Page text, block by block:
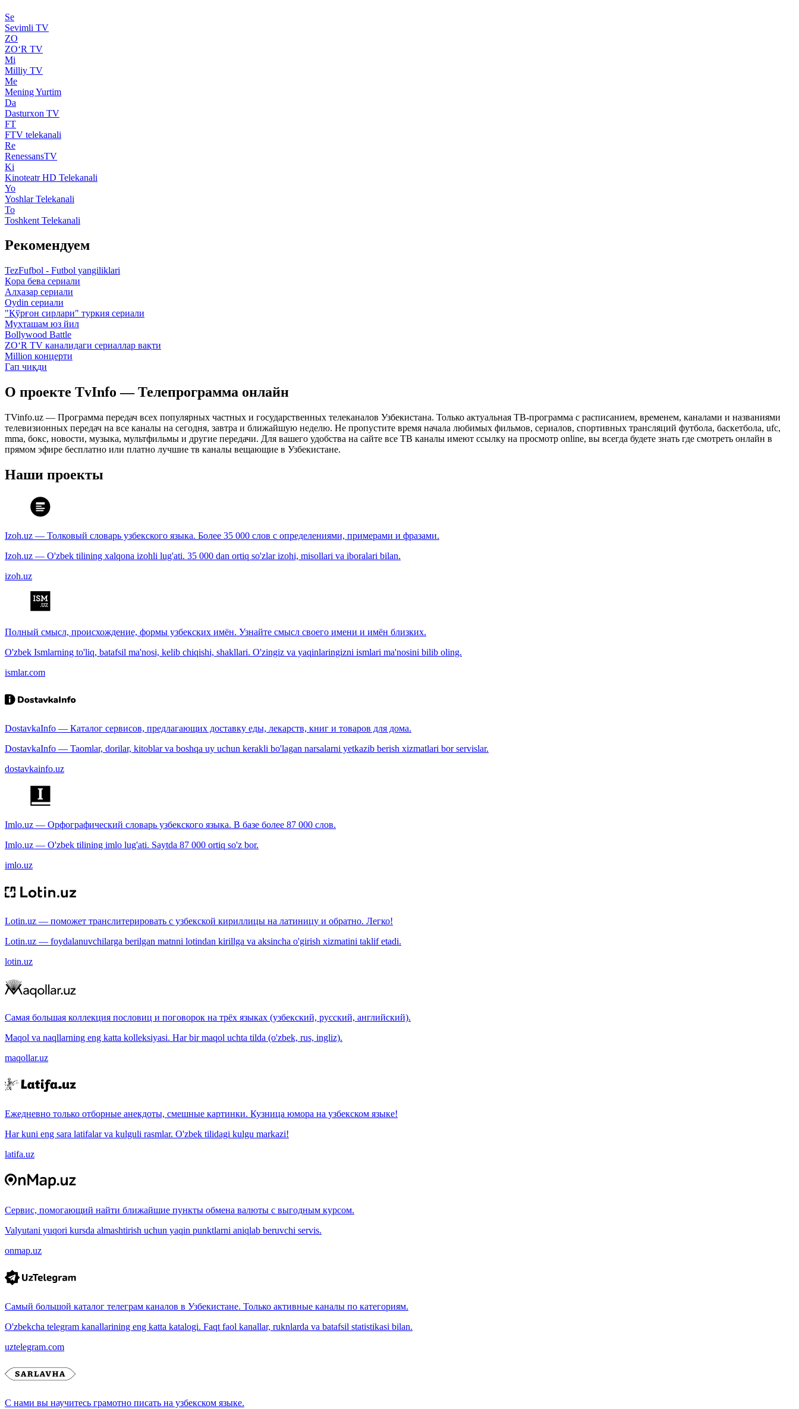
Se
Sevimli TV
ZO
ZO‘R TV
Mi
Milliy TV
Me
Mening Yurtim
Da
Dasturxon TV
FT
FTV telekanali
Re
RenessansTV
Ki
Kinoteatr HD Telekanali
Yo
Yoshlar Telekanali
To
Toshkent Telekanali
Рекомендуем
TezFufbol - Futbol yangiliklari
Қора бева сериали
Алҳазар сериали
Oydin сериали
"Қўрғон сирлари" туркия сериали
Муҳташам юз йил
Bollywood Battle
ZO‘R TV каналидаги сериаллар вақти
Million концерти
Гап чиқди
О проекте TvInfo — Телепрограмма онлайн
TVinfo.uz — Программа передач всех популярных частных и государственных телеканалов Узбекистана. Только актуальная ТВ-программа с расписанием, временем, каналами и названиями
телевизионных передач на все каналы на сегодня, завтра и ближайшую неделю. Не пропустите время начала любимых фильмов, сериалов, спортивных трансляций футбола, баскетбола, ufc,
mma, бокс, новости, музыка, мультфильмы и другие передачи. Для вашего удобства на сайте все ТВ каналы имеют ссылку на просмотр online, вы всегда будете знать где смотреть онлайн в
прямом эфире бесплатно или платно лучшие тв каналы вещающие в Узбекистане.
Наши проекты
Izoh.uz — Толковый словарь узбекского языка. Более 35 000 слов с определениями, примерами и фразами.
Izoh.uz — O'zbek tilining xalqona izohli lug'ati. 35 000 dan ortiq so'zlar izohi, misollari va iboralari bilan.
izoh.uz
Полный смысл, происхождение, формы узбекских имён. Узнайте смысл своего имени и имён близких.
O'zbek Ismlarning to'liq, batafsil ma'nosi, kelib chiqishi, shakllari. O'zingiz va yaqinlaringizni ismlari ma'nosini bilib oling.
ismlar.com
DostavkaInfo — Каталог сервисов, предлагающих доставку еды, лекарств, книг и товаров для дома.
DostavkaInfo — Taomlar, dorilar, kitoblar va boshqa uy uchun kerakli bo'lagan narsalarni yetkazib berish xizmatlari bor servislar.
dostavkainfo.uz
Imlo.uz — Орфографический словарь узбекского языка. В базе более 87 000 слов.
Imlo.uz — O'zbek tilining imlo lug'ati. Saytda 87 000 ortiq so'z bor.
imlo.uz
Lotin.uz — поможет транслитерировать с узбекской кириллицы на латиницу и обратно. Легко!
Lotin.uz — foydalanuvchilarga berilgan matnni lotindan kirillga va aksincha o'girish xizmatini taklif etadi.
lotin.uz
Самая большая коллекция пословиц и поговорок на трёх языках (узбекский, русский, английский).
Maqol va naqllarning eng katta kolleksiyasi. Har bir maqol uchta tilda (o'zbek, rus, ingliz).
maqollar.uz
Ежедневно только отборные анекдоты, смешные картинки. Кузница юмора на узбекском языке!
Har kuni eng sara latifalar va kulguli rasmlar. O'zbek tilidagi kulgu markazi!
latifa.uz
Сервис, помогающий найти ближайшие пункты обмена валюты с выгодным курсом.
Valyutani yuqori kursda almashtirish uchun yaqin punktlarni aniqlab beruvchi servis.
onmap.uz
Самый большой каталог телеграм каналов в Узбекистане. Только активные каналы по категориям.
O'zbekcha telegram kanallarining eng katta katalogi. Faqt faol kanallar, ruknlarda va batafsil statistikasi bilan.
uztelegram.com
С нами вы научитесь грамотно писать на узбекском языке.